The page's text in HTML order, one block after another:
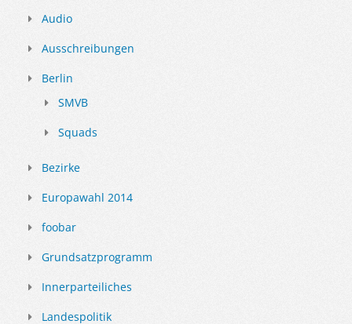
Audio
Ausschreibungen
Berlin
SMVB
Squads
Bezirke
Europawahl 2014
foobar
Grundsatzprogramm
Innerparteiliches
Landespolitik